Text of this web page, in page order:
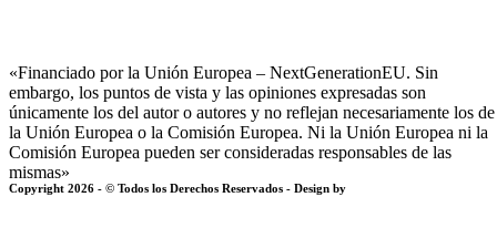
«Financiado por la Unión Europea – NextGenerationEU. Sin
embargo, los puntos de vista y las opiniones expresadas son
únicamente los del autor o autores y no reflejan necesariamente los de
la Unión Europea o la Comisión Europea. Ni la Unión Europea ni la
Comisión Europea pueden ser consideradas responsables de las
mismas»
Copyright 2026 - © Todos los Derechos Reservados - Design by